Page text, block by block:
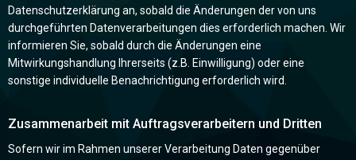
Datenschutzerklärung an, sobald die Änderungen der von uns
durchgeführten Datenverarbeitungen dies erforderlich machen. Wir
informieren Sie, sobald durch die Änderungen eine
Mitwirkungshandlung Ihrerseits (z.B. Einwilligung) oder eine
sonstige individuelle Benachrichtigung erforderlich wird.
Zusammenarbeit mit Auftragsverarbeitern und Dritten
Sofern wir im Rahmen unserer Verarbeitung Daten gegenüber